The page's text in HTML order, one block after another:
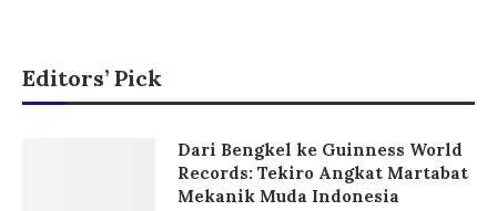
Editors’ Pick
Dari Bengkel ke Guinness World
Records: Tekiro Angkat Martabat
Mekanik Muda Indonesia